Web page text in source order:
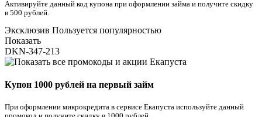
Активируйте данный код купона при оформлении займа и получите скидку
в 500 рублей.
Эксклюзив Пользуется популярностью
Показать
DKN-347-213
Купон 1000 рублей на первый займ
При оформлении микрокредита в сервисе Екапуста используйте данный